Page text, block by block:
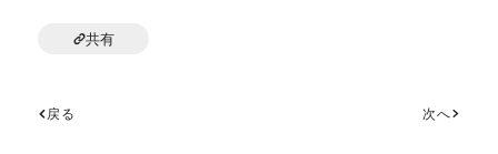
共有
戻る 次へ